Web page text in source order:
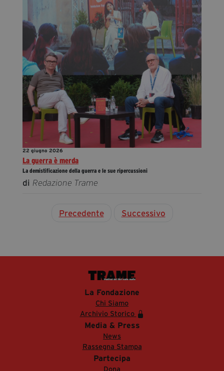
22 giugno 2026
La guerra è merda
La demistificazione della guerra e le sue ripercussioni
di Redazione Trame
Precedente Successivo
La Fondazione
Chi Siamo
Archivio Storico
Media & Press
News
Rassegna Stampa
Partecipa
Dona